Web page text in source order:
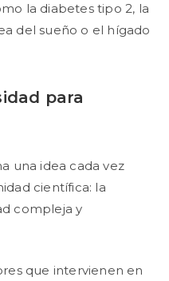
la diabetes tipo 2, la
del sueño o el hígado
para
una idea cada vez
científica: la
compleja y
que intervienen en